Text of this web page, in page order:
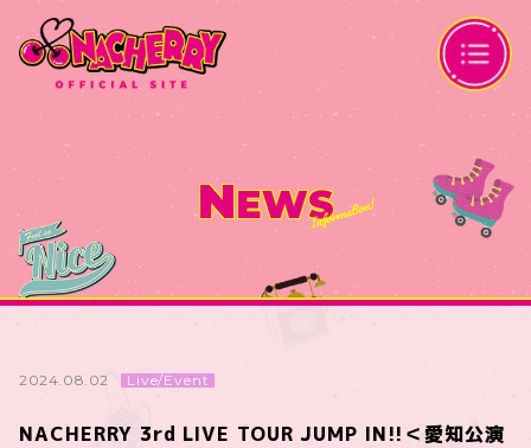
NEWS
2024.08.02 Live/Event
NACHERRY 3rd LIVE TOUR JUMP IN!!＜愛知公演